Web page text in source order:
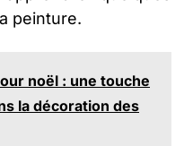
peinture.
noël : une touche
la décoration des